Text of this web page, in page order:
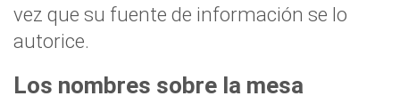
vez que su fuente de información se lo
autorice.
Los nombres sobre la mesa